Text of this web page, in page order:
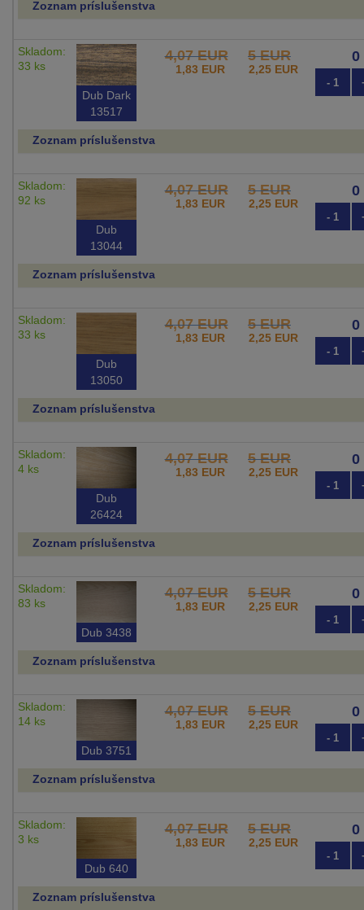
Zoznam príslušenstva
Skladom:
33 ks
Dub Dark
13517
4,07 EUR
1,83 EUR
5 EUR
2,25 EUR
- 1
Zoznam príslušenstva
Skladom:
92 ks
Dub
13044
4,07 EUR
1,83 EUR
5 EUR
2,25 EUR
- 1
Zoznam príslušenstva
Skladom:
33 ks
Dub
13050
4,07 EUR
1,83 EUR
5 EUR
2,25 EUR
- 1
Zoznam príslušenstva
Skladom:
4 ks
Dub
26424
4,07 EUR
1,83 EUR
5 EUR
2,25 EUR
- 1
Zoznam príslušenstva
Skladom:
83 ks
Dub 3438
4,07 EUR
1,83 EUR
5 EUR
2,25 EUR
- 1
Zoznam príslušenstva
Skladom:
14 ks
Dub 3751
4,07 EUR
1,83 EUR
5 EUR
2,25 EUR
- 1
Zoznam príslušenstva
Skladom:
3 ks
Dub 640
4,07 EUR
1,83 EUR
5 EUR
2,25 EUR
- 1
Zoznam príslušenstva